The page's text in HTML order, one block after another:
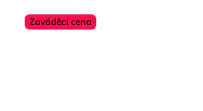
Zaváděcí cena